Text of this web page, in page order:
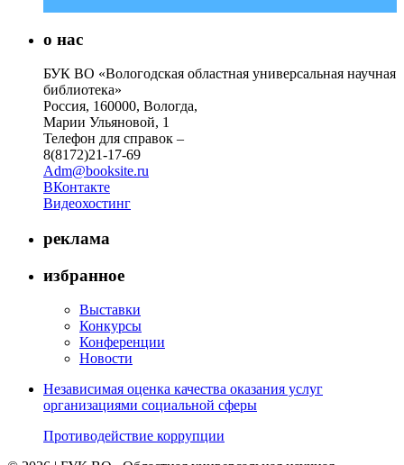
о нас
БУК ВО «Вологодская областная универсальная научная
библиотека»
Россия, 160000, Вологда,
Марии Ульяновой, 1
Телефон для справок –
8(8172)21-17-69
Adm@booksite.ru
ВКонтакте
Видеохостинг
реклама
избранное
Выставки
Конкурсы
Конференции
Новости
Независимая оценка качества оказания услуг
организациями социальной сферы
Противодействие коррупции